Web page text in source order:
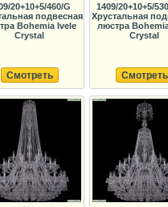
20+10+5/460/G
подвесная
Bohemia Ivele
Crystal
Смотреть
1409/20+10+5/
Хрустальная
люстра
Crystal
Смотреть